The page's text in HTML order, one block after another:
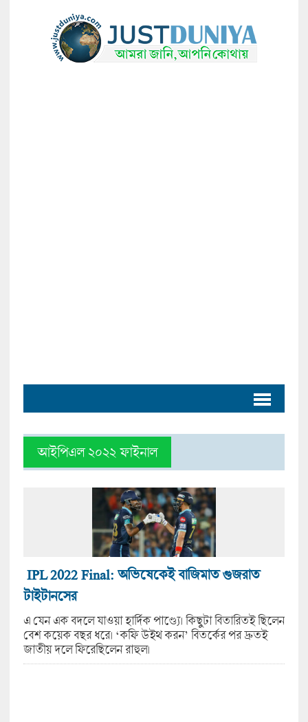
আইপিএল ২০২২ ফাইনাল
IPL 2022 Final: অভিষেকেই বাজিমাত গুজরাত
টাইটানসের
এ যেন এক বদলে যাওয়া হার্দিক পাণ্ড্যে। কিছুটা বিতারিতই ছিলেন
বেশ কয়েক বছর ধরে। ‘কফি উইথ করন’ বিতর্কের পর দ্রুতই
জাতীয় দলে ফিরেছিলেন রাহুল।